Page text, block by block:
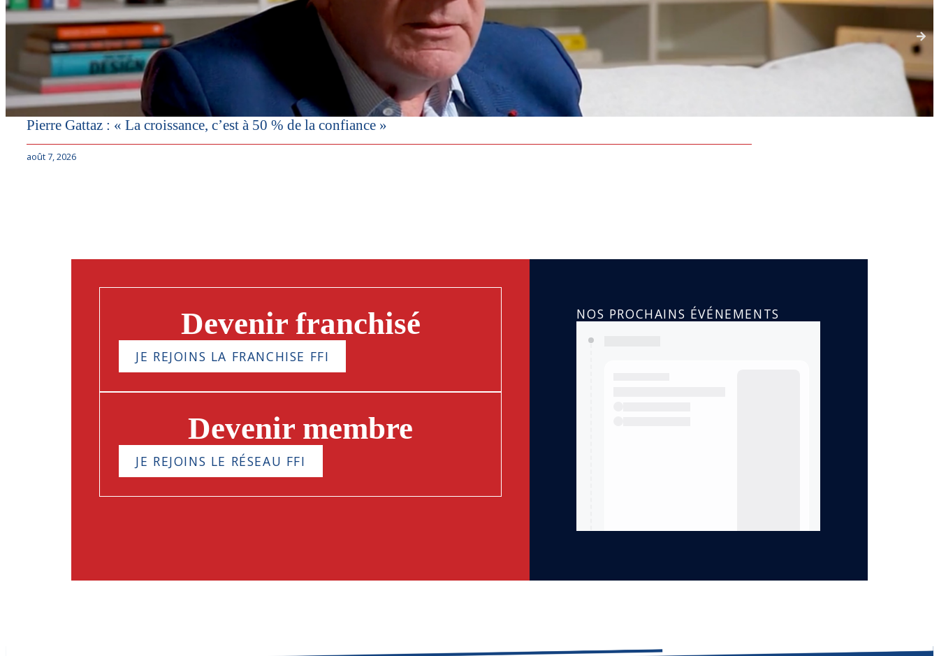
Pierre Gattaz : « La croissance, c’est à 50 % de la confiance »
août 7, 2026
Devenir franchisé
JE REJOINS LA FRANCHISE FFI
Devenir membre
JE REJOINS LE RÉSEAU FFI
NOS PROCHAINS ÉVÉNEMENTS